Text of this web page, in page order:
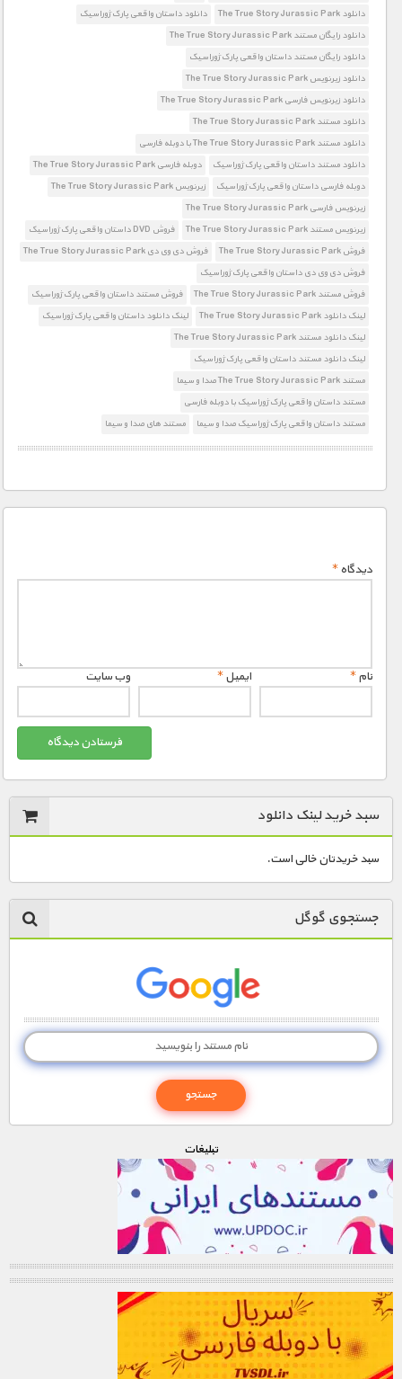
دانلود The True Story Jurassic Park
دانلود داستان واقعی پارک ژوراسیک
دانلود رایگان مستند The True Story Jurassic Park
دانلود رایگان مستند داستان واقعی پارک ژوراسیک
دانلود زیرنویس The True Story Jurassic Park
دانلود زیرنویس فارسی The True Story Jurassic Park
دانلود مستند The True Story Jurassic Park
دانلود مستند The True Story Jurassic Park با دوبله فارسی
دانلود مستند داستان واقعی پارک ژوراسیک
دوبله فارسی The True Story Jurassic Park
دوبله فارسی داستان واقعی پارک ژوراسیک
زیرنویس The True Story Jurassic Park
زیرنویس فارسی The True Story Jurassic Park
زیرنویس مستند The True Story Jurassic Park
فروش DVD داستان واقعی پارک ژوراسیک
فروش The True Story Jurassic Park
فروش دی وی دی The True Story Jurassic Park
فروش دی وی دی داستان واقعی پارک ژوراسیک
فروش مستند The True Story Jurassic Park
فروش مستند داستان واقعی پارک ژوراسیک
لینک دانلود The True Story Jurassic Park
لینک دانلود داستان واقعی پارک ژوراسیک
لینک دانلود مستند The True Story Jurassic Park
لینک دانلود مستند داستان واقعی پارک ژوراسیک
مستند The True Story Jurassic Park صدا و سیما
مستند داستان واقعی پارک ژوراسیک با دوبله فارسی
مستند داستان واقعی پارک ژوراسیک صدا و سیما
مستند های صدا و سیما
دیدگاه*
نام* ایمیل* وب‌ سایت
سبد خرید لینک دانلود
سبد خریدتان خالی است.
جستجوی گوگل
تبليغات